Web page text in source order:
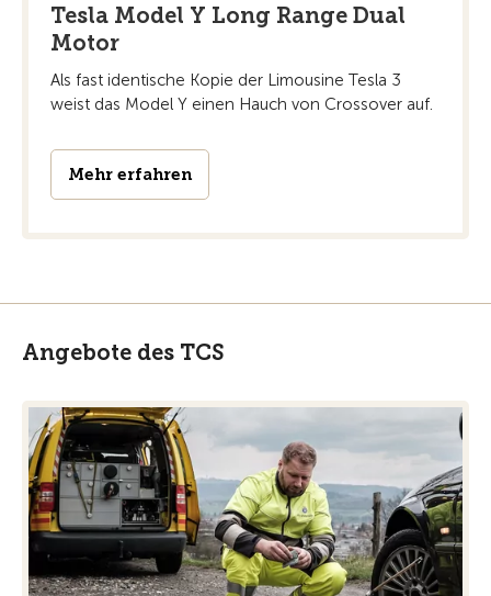
Tesla Model Y Long Range Dual
Motor
Als fast identische Kopie der Limousine Tesla 3
weist das Model Y einen Hauch von Crossover auf.
Mehr erfahren
Angebote des TCS